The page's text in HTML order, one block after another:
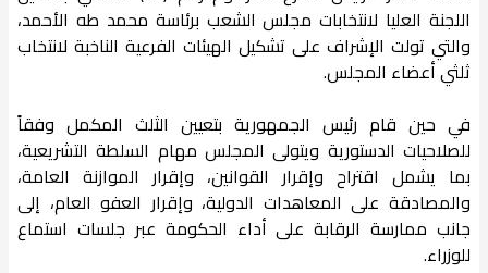
اللجنة العليا لانتخابات مجلس الشعب برئاسة محمد طه الأحمد،
والتي تولت الإشراف على تشكيل الهيئات الفرعية الناخبة لانتخاب
ثلثي أعضاء المجلس.
في حين قام رئيس الجمهورية بتعيين الثلث المكمل وفقاً
للصلاحيات الدستورية ويتولى المجلس مهام السلطة التشريعية،
بما يشمل اقتراح وإقرار القوانين، وإقرار الموازنة العامة،
والمصادقة على المعاهدات الدولية، وإقرار العفو العام، إلى
جانب ممارسة الرقابة على أداء الحكومة عبر جلسات استماع
للوزراء.